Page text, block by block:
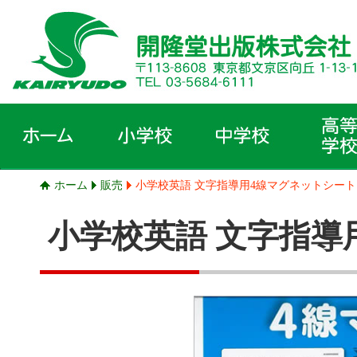
ホーム 販売 小学校英語 文字指導用4線マグネットシート
小学校英語 文字指